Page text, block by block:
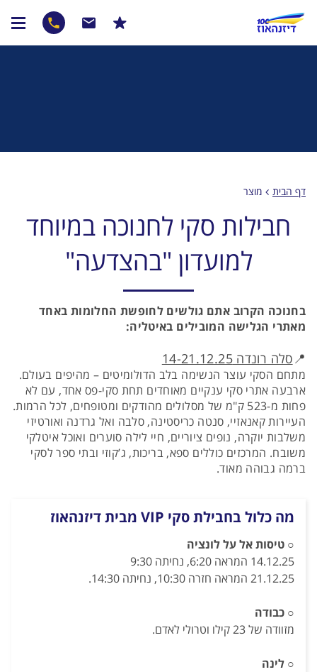
דף הבית מוצר
חבילות סקי לחנוכה במיוחד
למועדון "בהצדעה"
בחנוכה הקרוב אתם גולשים לחופשת החלומות באחד
מאתרי הגלישה המובילים באיטליה:
📍סלה רונדה 14-21.12.25
מתחם הסקי עוצר הנשימה בלב הדולומיטים – מהיפים בעולם.
ארבעה אתרי סקי ענקיים מאוחדים תחת סקי-פס אחד, עם לא
פחות מ-523 ק"מ של מסלולים מהודקים ומטופחים, לכל הרמות.
העיירות קאנאזיי, סנטה כריסטינה, סלבה ואל גרדנה ואורטיזי
משלבות יוקרה, נופים ציוריים, חיי לילה סוערים ואוכל איטלקי
משובח. המרכזים כוללים ספא, בריכות, ג’קוזי ובתי ספר לסקי
ברמה גבוהה מאוד.
מה כלול בחבילת סקי VIP מבית דיזנהאוז
○ טיסות אל על לונציה
14.12.25 המראה 6:20, נחיתה 9:30
21.12.25 המראה חזרה 10:30, נחיתה 14:30.
○ כבודה
מזוודה של 23 קילו וטרולי לאדם.
○ לינה